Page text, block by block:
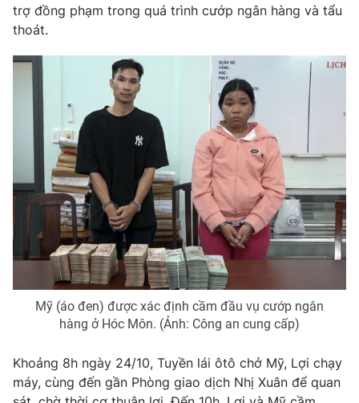
Liên hệ tòa soạn
THỜI BÁO VTV
Theo dõi báo trên
Cơ quan chủ quản:Đài Truyền hình Việt Nam
Cơ quan báo chí:Thời báo VTV
Giấy phép hoạt động báo in và báo điện tử số 483/GP-BTTTT
cấp ngày 29/12/2023
Tổng Biên tập:Vũ Thanh Thủy
Nguyễn Trọng Ninh
Tổng đài VTV:024.38 355 931 - 024.38 355 932
trợ đồng phạm trong quá trình cướp ngân hàng và tẩu
thoát.
Mỹ (áo đen) được xác định cầm đầu vụ cướp ngân
hàng ở Hóc Môn. (Ảnh: Công an cung cấp)
Khoảng 8h ngày 24/10, Tuyền lái ôtô chở Mỹ, Lợi chạy
máy, cùng đến gần Phòng giao dịch Nhị Xuân để quan